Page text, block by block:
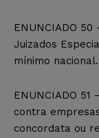
ENUNCIADO
Juizados
mínimo nacional.
ENUNCIADO
contra
concordata ou